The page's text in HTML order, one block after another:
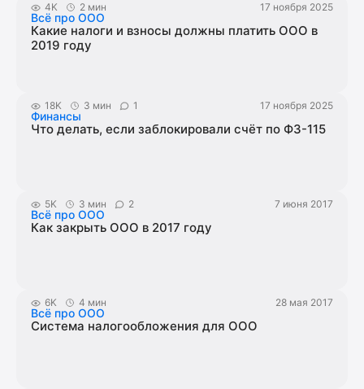
4K 2 мин 17 ноября 2025
Всё про ООО
Какие налоги и взносы должны платить ООО в
2019 году
18K 3 мин 1 17 ноября 2025
Финансы
Что делать, если заблокировали счёт по ФЗ-115
5K 3 мин 2 7 июня 2017
Всё про ООО
Как закрыть ООО в 2017 году
6K 4 мин 28 мая 2017
Всё про ООО
Система налогообложения для ООО